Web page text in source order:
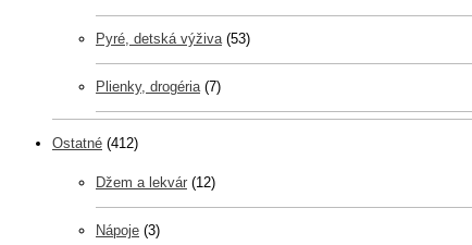
Pyré, detská výživa (53)
Plienky, drogéria (7)
Ostatné (412)
Džem a lekvár (12)
Nápoje (3)